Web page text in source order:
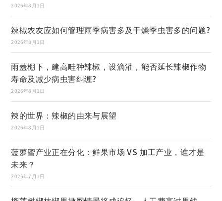
2026年8月1日
辣椒农友应如何管理雨季病害多及干燥季虫害多的问题?
2026年8月1日
雨蓋棚下，建高畦种辣椒，设滴灌，能否延长辣椒作物
寿命及减少病虫害纠缠?
2026年8月1日
辣的世界：辣椒的由来与展望
2026年8月1日
菠萝蜜产业正在分化：鲜果市场 VS 加工产业，谁才是
未来？
2026年7月1日